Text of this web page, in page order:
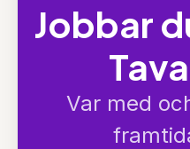
Jobbar
Var med